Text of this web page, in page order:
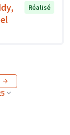
Réalisé